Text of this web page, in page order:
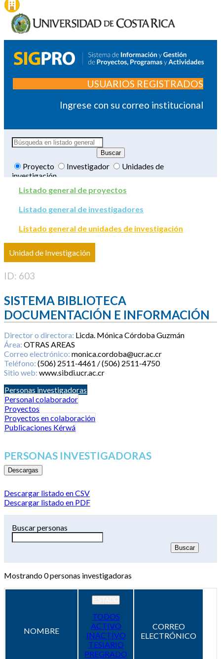
USUARIOS REGISTRADOS
Ingrese con su correo institucional
Proyecto Investigador
Unidades de
investigación
Listado general de proyectos
Listado general de investigadores
Listado general de unidades de investigación
Unidad de Investigación
ID: 603
SISTEMA BIBLIOTECA
DOCUMENTACIÓN E INFORMACIÓN
Director o directora: Licda. Mónica Córdoba Guzmán
Área: OTRAS AREAS
Correo electrónico: monica.cordoba@ucr.ac.cr
Teléfono: (506) 2511-4461 / (506) 2511-4750
Sitio web: www.sibdi.ucr.ac.cr
Personas investigadoras
Personal colaborador
Proyectos
Proyectos en colaboración
Publicaciones Kérwá
PERSONAS INVESTIGADORAS
Descargas
Descargar listado en CSV
Descargar listado en PDF
Buscar personas
Mostrando0personas investigadoras
NOMBRE
TODOS
ACTIVO
INACTIVO
TESIARIO
PREGRADO
CORREO
ELECTRÓNICO